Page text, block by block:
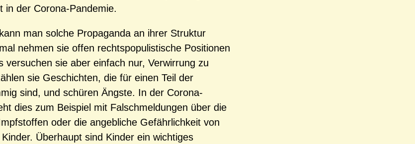
in der Corona-Pandemie.
man solche Propaganda an ihrer Struktur
nehmen sie offen rechtspopulistische Positionen
versuchen sie aber einfach nur, Verwirrung zu
sie Geschichten, die für einen Teil der
sind, und schüren Ängste. In der Corona-
dies zum Beispiel mit Falschmeldungen über die
oder die angebliche Gefährlichkeit von
Überhaupt sind Kinder ein wichtiges